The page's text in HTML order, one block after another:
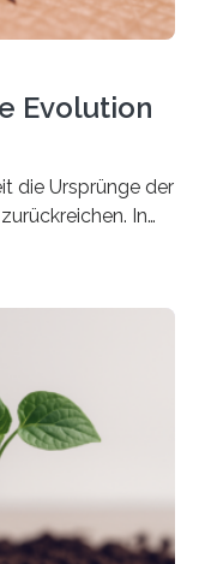
Evolution
die Ursprünge der
In
Stechmücken-
in
konnte als neue
werden und trägt
Dieser erste
in Bernstein
einer
denn…